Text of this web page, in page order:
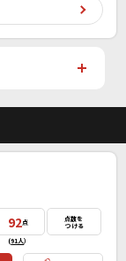
92点
(91人）
点数を
つける